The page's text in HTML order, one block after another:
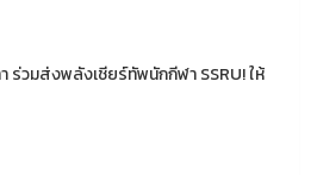
ร่วมส่งพลังเชียร์ทัพนักกีฬา SSRU! ให้